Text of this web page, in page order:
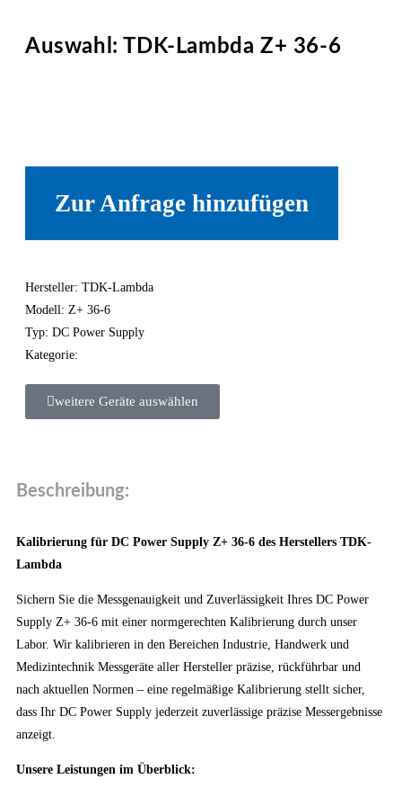
Auswahl: TDK-Lambda Z+ 36-6
Zur Anfrage hinzufügen
Hersteller: TDK-Lambda
Modell: Z+ 36-6
Typ: DC Power Supply
Kategorie:
weitere Geräte auswählen
Beschreibung:
Kalibrierung für DC Power Supply Z+ 36-6 des Herstellers TDK-
Lambda
Sichern Sie die Messgenauigkeit und Zuverlässigkeit Ihres DC Power
Supply Z+ 36-6 mit einer normgerechten Kalibrierung durch unser
Labor. Wir kalibrieren in den Bereichen Industrie, Handwerk und
Medizintechnik Messgeräte aller Hersteller präzise, rückführbar und
nach aktuellen Normen – eine regelmäßige Kalibrierung stellt sicher,
dass Ihr DC Power Supply jederzeit zuverlässige präzise Messergebnisse
anzeigt.
Unsere Leistungen im Überblick: